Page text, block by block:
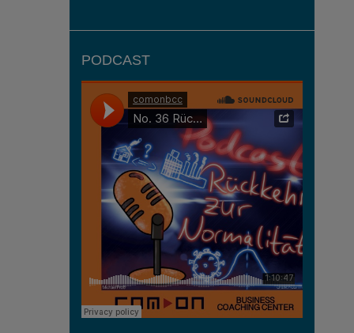
PODCAST